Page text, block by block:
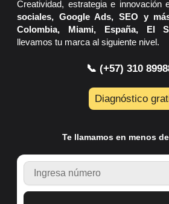
Creatividad, estrategia e innovación
sociales, Google Ads, SEO y
Colombia, Miami, España, El
llevamos tu marca al siguiente nivel.
📞 (+57) 310
Diagnóstico
Te llamamos en menos
TELEFONO